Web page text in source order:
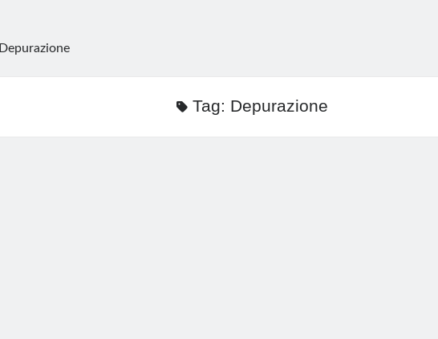
Depurazione
Tag: Depurazione